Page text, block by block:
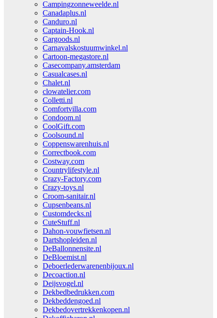
Campingzonneweelde.nl
Canadaplus.nl
Canduro.nl
Captain-Hook.nl
Cargoods.nl
Carnavalskostuumwinkel.nl
Cartoon-megastore.nl
Casecompany.amsterdam
Casualcases.nl
Chalet.nl
clowatelier.com
Colletti.nl
Comfortvilla.com
Condoom.nl
CoolGift.com
Coolsound.nl
Coppenswarenhuis.nl
Correctbook.com
Costway.com
Countrylifestyle.nl
Crazy-Factory.com
Crazy-toys.nl
Croom-sanitair.nl
Cupsenbeans.nl
Customdecks.nl
CuteStuff.nl
Dahon-vouwfietsen.nl
Dartshopleiden.nl
DeBallonnensite.nl
DeBloemist.nl
Deboerlederwarenenbijoux.nl
Decoaction.nl
Deijsvogel.nl
Dekbedbedrukken.com
Dekbeddengoed.nl
Dekbedovertrekkenkopen.nl